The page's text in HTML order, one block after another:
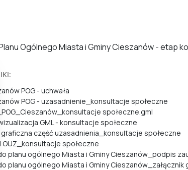
Ogólnego Miasta i Gminy Cieszanów - etap
POG - uchwała
POG - uzasadnienie_konsultacje społeczne
społeczne.gml
wizualizacja GML - konsultacje społeczne
II graficzna część uzasadnienia_konsultacje społeczne
III OUZ_konsultacje społeczne
do planu ogólnego Miasta i Gminy Cieszanów_podpis
do planu ogólnego Miasta i Gminy